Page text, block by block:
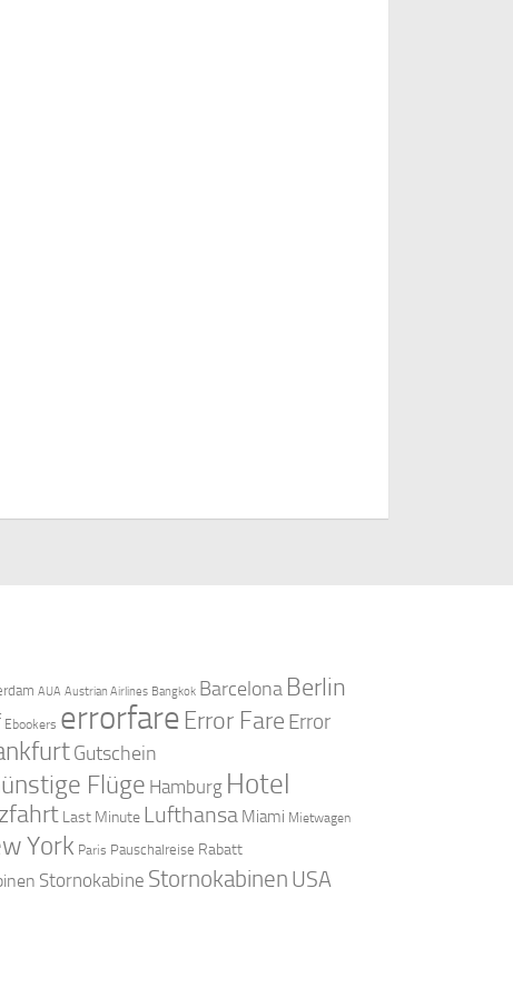
AUA Austrian Airlines Bangkok Barcelona Berlin
Ebookers errorfare Error Fare Error
Gutschein
Flüge Hamburg Hotel
Last Minute Lufthansa Miami Mietwagen
York Paris Pauschalreise Rabatt
Stornokabine Stornokabinen USA